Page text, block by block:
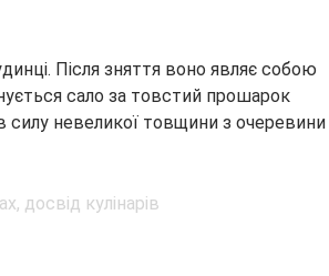
Після зняття воно являє собою
сало за товстий прошарок
в силу невеликої товщини з очеревини